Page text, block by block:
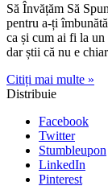
Să Învățăm Să
pentru a-ți
ca și cum ai fi la un
dar știi că nu e
Citiți mai multe »
Distribuie
Facebook
Twitter
Stumbleupon
LinkedIn
Pinterest